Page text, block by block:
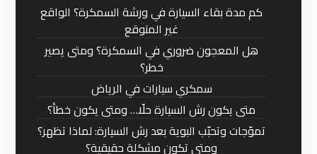
كم مدة بقاء السيارة في ورشة السمكرة؟ الواقع
غير المتوقع
هل المعجون ضروري في السمكرة؟ ومتى يصير
خطر؟
سمكري سيارات في الرياض
متى يكون رش السيارة حلًا… ومتى يكون خطأ؟
تموّجات وتحبّب البوية بعد رش السيارة: لماذا تظهر؟
ومتى تكون مشكلة حقيقية؟